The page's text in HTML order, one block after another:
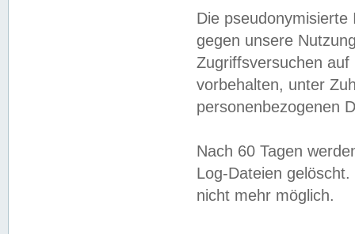
Die
gegen unsere
Zugriffsversuchen
vorbehalten, unter
personenbezogenen
Nach 60 Tagen
Log-Dateien
nicht mehr möglich.